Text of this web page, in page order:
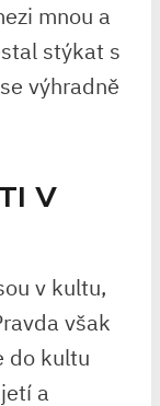
mnou a
stýkat s
výhradně
V
v kultu,
však
do kultu
a